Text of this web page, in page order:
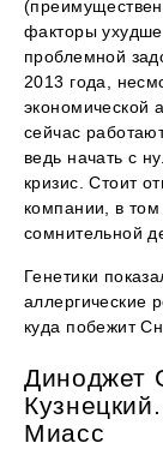
факторы
проблемной
2013 года,
экономической
сейчас
ведь начать с
кризис. Стоит
компании, в
сомнительной
Генетики
аллергические
куда побежит
Диноджет
Миасс